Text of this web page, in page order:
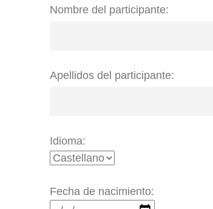
Nombre del participante:
Apellidos del participante:
Idioma:
Fecha de nacimiento: